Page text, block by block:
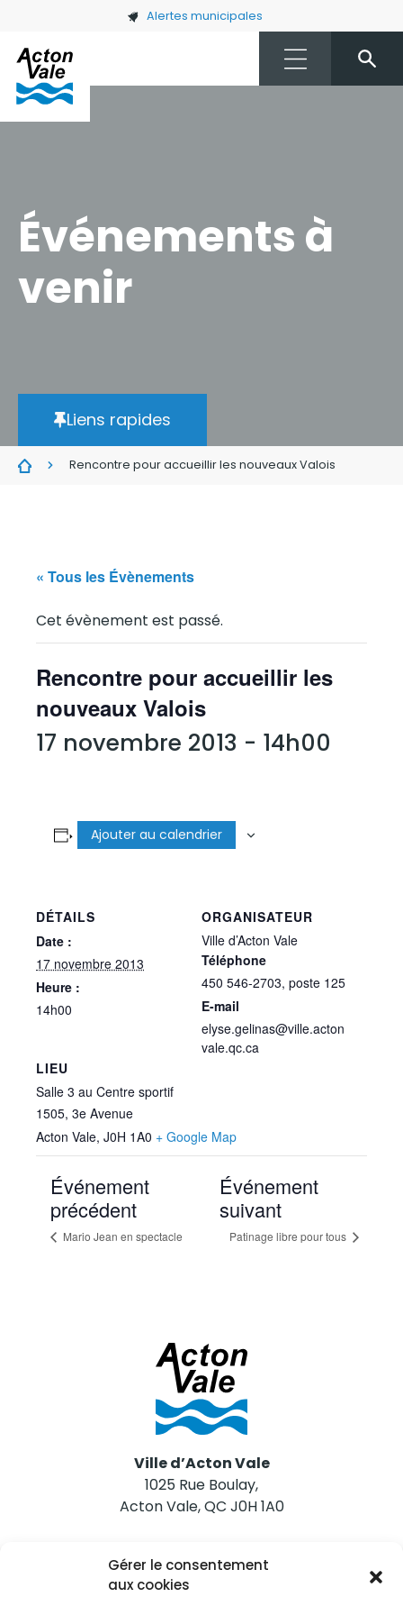
Gérer le consentement
aux cookies
Skip to main content Alertes municipales
Événements à
venir
Liens rapides
Rencontre pour accueillir les nouveaux Valois
« Tous les Évènements
Cet évènement est passé.
Rencontre pour accueillir les
nouveaux Valois
17 novembre 2013 - 14h00
Ajouter au calendrier
DÉTAILS
Date :
17 novembre 2013
Heure :
14h00
LIEU
Salle 3 au Centre sportif
1505, 3e Avenue
Acton Vale, J0H 1A0 + Google Map
ORGANISATEUR
Ville d’Acton Vale
Téléphone
450 546-2703, poste 125
E-mail
elyse.gelinas@ville.acton
vale.qc.ca
Événement
précédent
Mario Jean en spectacle
Événement
suivant
Patinage libre pour tous
Ville d’Acton Vale
1025 Rue Boulay,
Acton Vale, QC J0H 1A0
Nous joindre
Tél. 450 546-2703